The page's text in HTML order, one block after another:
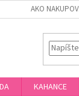
AKO
KAHANCE